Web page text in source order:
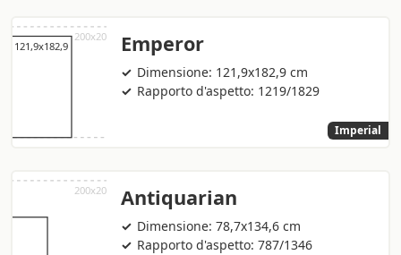
Emperor
Dimensione: 121,9x182,9 cm
Rapporto d'aspetto: 1219/1829
Imperial
Antiquarian
Dimensione: 78,7x134,6 cm
Rapporto d'aspetto: 787/1346